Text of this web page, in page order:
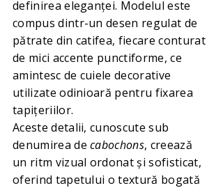
definirea eleganței. Modelul este
compus dintr-un desen regulat de
pătrate din catifea, fiecare conturat
de mici accente punctiforme, ce
amintesc de cuiele decorative
utilizate odinioară pentru fixarea
tapițeriilor.
Aceste detalii, cunoscute sub
denumirea decabochons, creează
un ritm vizual ordonat și sofisticat,
oferind tapetului o textură bogată